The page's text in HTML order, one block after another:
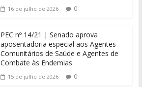
16 de julho de 2026 0
PEC nº 14/21 | Senado aprova
aposentadoria especial aos Agentes
Comunitários de Saúde e Agentes de
Combate às Endemias
15 de julho de 2026 0